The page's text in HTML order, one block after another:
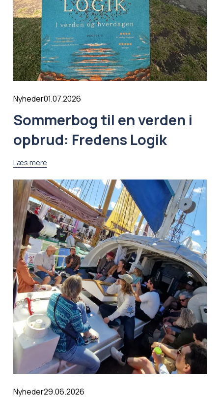
Nyheder01.07.2026
Sommerbog til en verden i
opbrud: Fredens Logik
Læs mere
Nyheder29.06.2026